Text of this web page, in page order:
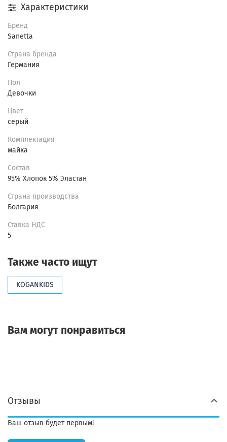
Характеристики
Бренд
Sanetta
Страна бренда
Германия
Пол
Девочки
Цвет
серый
Комплектация
майка
Состав
95% Хлопок 5% Эластан
Страна производства
Болгария
Ставка НДС
5
Также часто ищут
KOGANKIDS
Вам могут понравиться
Отзывы
Ваш отзыв будет первым!